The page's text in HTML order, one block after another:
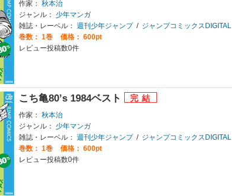
作家： 秋本治
ジャンル：
少年マンガ
雑誌・レーベル： 週刊少年ジャンプ / ジャンプコミックスDIGITAL
巻数： 1巻
価格： 600pt
レビュー投稿数0件
こち亀80’s 1984ベスト
作家： 秋本治
ジャンル：
少年マンガ
雑誌・レーベル： 週刊少年ジャンプ / ジャンプコミックスDIGITAL
巻数： 1巻
価格： 600pt
レビュー投稿数0件